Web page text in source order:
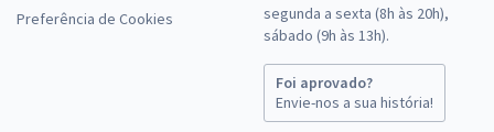
Preferência de Cookies
segunda a sexta (8h às 20h),
sábado (9h às 13h).
Foi aprovado?
Envie-nos a sua história!